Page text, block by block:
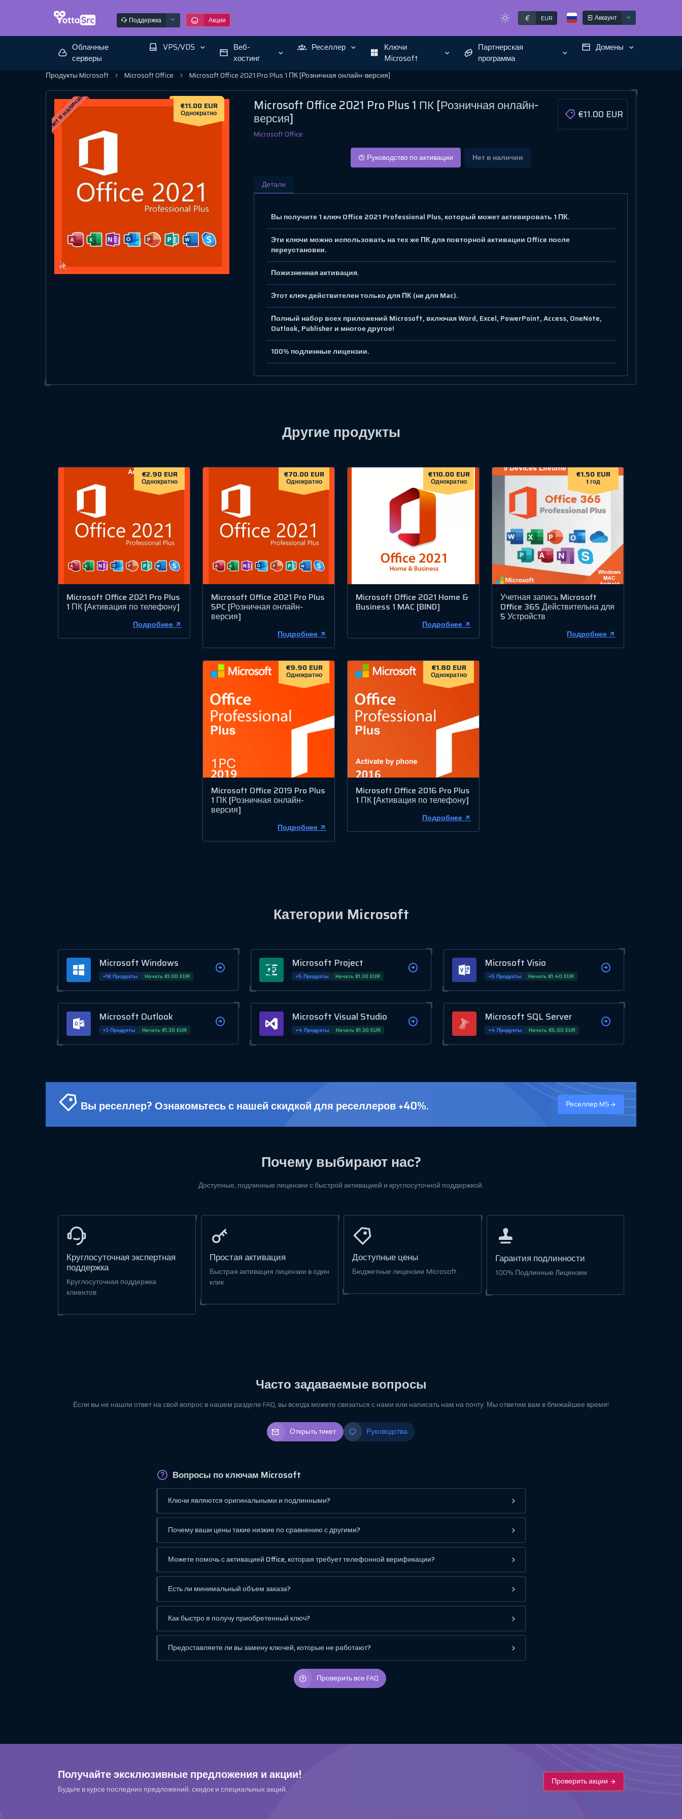
Поддержка Акции € EUR Аккаунт
Облачные
серверы
VPS/VDS
Веб-
хостинг
Реселлер
Ключи
Microsoft
Партнерская
программа
Домены
Продукты Microsoft Microsoft Office Microsoft Office 2021 Pro Plus 1 ПК [Розничная онлайн-версия]
€11.00 EUR
Однократно
Нет в наличии Microsoft Office 2021 Pro Plus 1 ПК [Розничная онлайн-
версия]
Microsoft Office
€11.00 EUR
Руководство по активации Нет в наличии
Детали
Вы получите 1 ключ Office 2021 Professional Plus, который может активировать 1 ПК.
Эти ключи можно использовать на тех же ПК для повторной активации Office после
переустановки.
Пожизненная активация.
Этот ключ действителен только для ПК (не для Mac).
Полный набор всех приложений Microsoft, включая Word, Excel, PowerPoint, Access, OneNote,
Outlook, Publisher и многое другое!
100% подлинные лицензии.
Другие продукты
€2.90 EUR
Однократно
Microsoft Office 2021 Pro Plus
1 ПК [Активация по телефону]
Подробнее
€70.00 EUR
Однократно
Microsoft Office 2021 Pro Plus
5PC [Розничная онлайн-
версия]
Подробнее
€110.00 EUR
Однократно
Microsoft Office 2021 Home &
Business 1 MAC [BIND]
Подробнее
€1.50 EUR
1 год
Учетная запись Microsoft
Office 365 Действительна для
5 Устройств
Подробнее
€9.90 EUR
Однократно
Microsoft Office 2019 Pro Plus
1 ПК [Розничная онлайн-
версия]
Подробнее
€1.80 EUR
Однократно
Microsoft Office 2016 Pro Plus
1 ПК [Активация по телефону]
Подробнее
Категории Microsoft
Microsoft Windows
+18 Продукты Начать €1.00 EUR
Microsoft Project
+5 Продукты Начать €1.30 EUR
Microsoft Visio
+5 Продукты Начать €1.40 EUR
Microsoft Outlook
+3 Продукты Начать €1.30 EUR
Microsoft Visual Studio
+4 Продукты Начать €1.30 EUR
Microsoft SQL Server
+4 Продукты Начать €5.00 EUR
Вы реселлер? Ознакомьтесь с нашей скидкой для реселлеров +40%. Реселлер MS
Почему выбирают нас?
Доступные, подлинные лицензии с быстрой активацией и круглосуточной поддержкой.
Круглосуточная экспертная
поддержка
Круглосуточная поддержка
клиентов
Простая активация
Быстрая активация лицензии в один
клик
Доступные цены
Бюджетные лицензии Microsoft.
Гарантия подлинности
100% Подлинные Лицензии
Часто задаваемые вопросы
Если вы не нашли ответ на свой вопрос в нашем разделе FAQ, вы всегда можете связаться с нами или написать нам на почту. Мы ответим вам в ближайшее время!
Открыть тикет Руководства
Вопросы по ключам Microsoft
Ключи являются оригинальными и подлинными?
Почему ваши цены такие низкие по сравнению с другими?
Можете помочь с активацией Office, которая требует телефонной верификации?
Есть ли минимальный объем заказа?
Как быстро я получу приобретенный ключ?
Предоставляете ли вы замену ключей, которые не работают?
Проверить все FAQ
Получайте эксклюзивные предложения и акции!
Будьте в курсе последних предложений, скидок и специальных акций.
Проверить акции